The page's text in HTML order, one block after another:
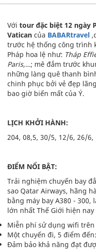
Với tour đặc biệt 12 ngày
Vatican của BABARtravel
trước hệ thống công trình
Pháp hoa lệ như: Tháp
Paris,…; mê đắm trước
những làng quê thanh
chinh phục bởi vẻ đẹp
bao giờ biến mất của Ý.
LỊCH KHỞI HÀNH:
204, 08,5, 30/5, 12/6, 26/
ĐIỂM NỔI BẬT:
Trải nghiệm chuyến bay
sao Qatar Airways, hãng
bằng máy bay A380 -
lớn nhất Thế Giới hiện nay
Miễn phí sử dụng wifi trên
Một chuyến đi, 5 điểm
Đảm bảo khả năng đạt